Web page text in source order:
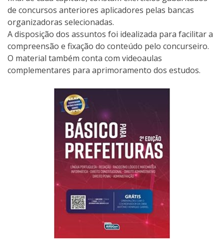
de concursos anteriores aplicadores pelas bancas
organizadoras selecionadas.
A disposição dos assuntos foi idealizada para facilitar a
compreensão e fixação do conteúdo pelo concurseiro.
O material também conta com videoaulas
complementares para aprimoramento dos estudos.